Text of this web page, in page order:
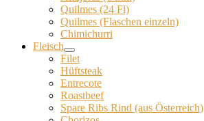
Quilmes (24 Fl)
Quilmes (Flaschen einzeln)
Chimichurri
Fleisch
Filet
Hüftsteak
Entrecote
Roastbeef
Spare Ribs Rind (aus Österreich)